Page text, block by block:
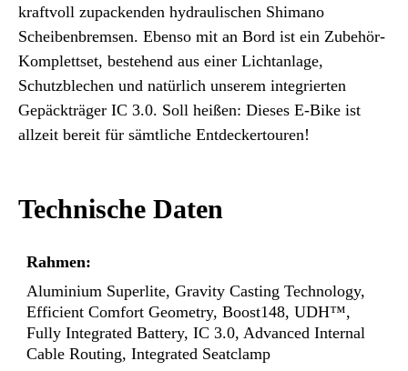
kraftvoll zupackenden hydraulischen Shimano
Scheibenbremsen. Ebenso mit an Bord ist ein Zubehör-
Komplettset, bestehend aus einer Lichtanlage,
Schutzblechen und natürlich unserem integrierten
Gepäckträger IC 3.0. Soll heißen: Dieses E-Bike ist
allzeit bereit für sämtliche Entdeckertouren!
Technische Daten
Rahmen:
Aluminium Superlite, Gravity Casting Technology,
Efficient Comfort Geometry, Boost148, UDH™,
Fully Integrated Battery, IC 3.0, Advanced Internal
Cable Routing, Integrated Seatclamp